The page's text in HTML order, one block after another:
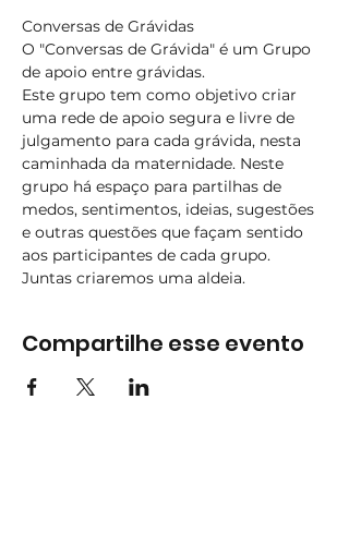
Conversas de Grávidas
O "Conversas de Grávida" é um Grupo
de apoio entre grávidas.
Este grupo tem como objetivo criar
uma rede de apoio segura e livre de
julgamento para cada grávida, nesta
caminhada da maternidade. Neste
grupo há espaço para partilhas de
medos, sentimentos, ideias, sugestões
e outras questões que façam sentido
aos participantes de cada grupo.
Juntas criaremos uma aldeia.
Compartilhe esse evento